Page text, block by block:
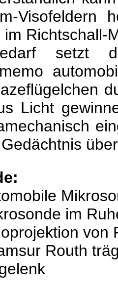
Visofeldern
im Richtschall-
setzt
Licht
im
von
Routh